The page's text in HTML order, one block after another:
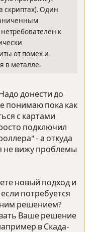
скриптах). Один
к
от помех и
в металле.
донести до
понимаю пока как
с картами
подключил
- а откуда
не вижу проблемы
новый подход и
потребуется
решением?
Ваше решение
в Скада-